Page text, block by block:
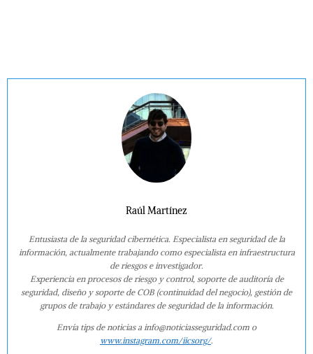
Raúl Martínez
Entusiasta de la seguridad cibernética. Especialista en seguridad de la
información, actualmente trabajando como especialista en infraestructura
de riesgos e investigador.
Experiencia en procesos de riesgo y control, soporte de auditoría de
seguridad, diseño y soporte de COB (continuidad del negocio), gestión de
grupos de trabajo y estándares de seguridad de la información.
Envía tips de noticias a info@noticiasseguridad.com o
www.instagram.com/iicsorg/.